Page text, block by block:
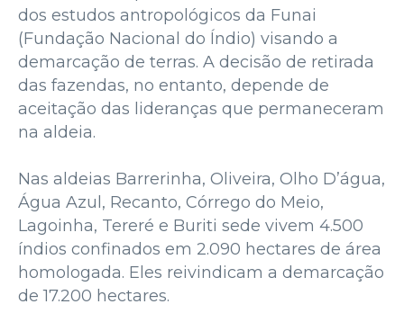
dos estudos antropológicos da Funai
(Fundação Nacional do Índio) visando a
demarcação de terras. A decisão de retirada
das fazendas, no entanto, depende de
aceitação das lideranças que permaneceram
na aldeia.
Nas aldeias Barrerinha, Oliveira, Olho D’água,
Água Azul, Recanto, Córrego do Meio,
Lagoinha, Tereré e Buriti sede vivem 4.500
índios confinados em 2.090 hectares de área
homologada. Eles reivindicam a demarcação
de 17.200 hectares.